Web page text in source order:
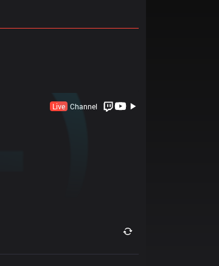
Live Channel